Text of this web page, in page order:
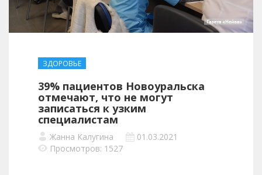
ЗДОРОВЬЕ
39% пациентов Новоуральска
отмечают, что не могут
записаться к узким
специалистам
Жанна Калугина
01.03.2021
Просмотров: 1527